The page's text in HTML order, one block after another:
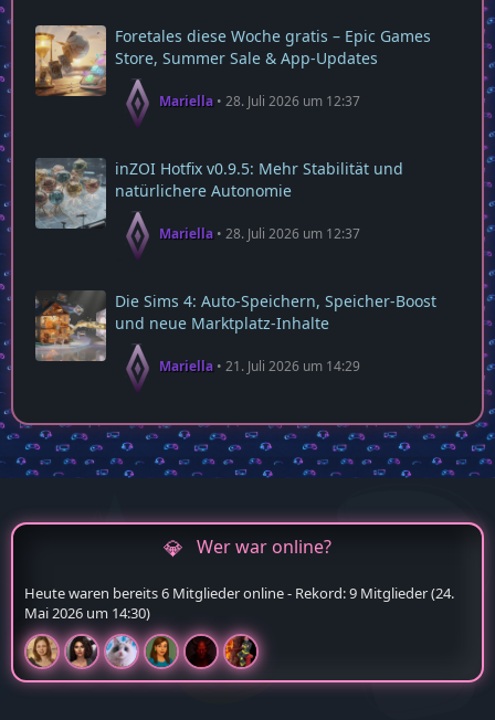
Foretales diese Woche gratis – Epic Games
Store, Summer Sale & App‑Updates
Mariella 28. Juli 2026 um 12:37
inZOI Hotfix v0.9.5: Mehr Stabilität und
natürlichere Autonomie
Mariella 28. Juli 2026 um 12:37
Die Sims 4: Auto‑Speichern, Speicher‑Boost
und neue Marktplatz‑Inhalte
Mariella 21. Juli 2026 um 14:29
Wer war online?
Heute waren bereits 6 Mitglieder online - Rekord: 9 Mitglieder (24.
Mai 2026 um 14:30)